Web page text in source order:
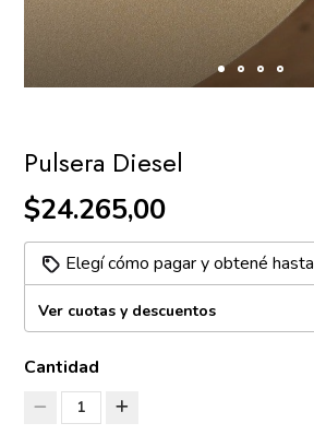
Pulsera Diesel
$24.265,00
Elegí cómo pagar y obtené hasta
Ver cuotas y descuentos
Cantidad
1